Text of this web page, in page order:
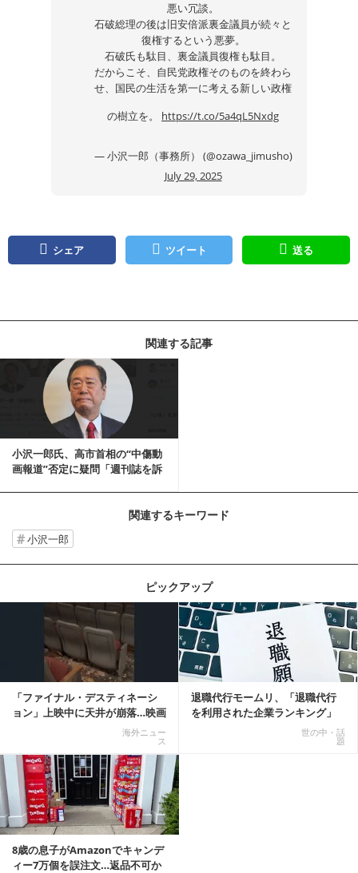
悪い冗談。
石破総理の後は旧安倍派裏金議員が続々と
復権するという悪夢。
石破氏も駄目、裏金議員復権も駄目。
だからこそ、自民党政権そのものを終わら
せ、国民の生活を第一に考える新しい政権
の樹立を。 https://t.co/5a4qL5Nxdg
— 小沢一郎（事務所） (@ozawa_jimusho)
July 29, 2025
シェア ツイート 送る
関連する記事
小沢一郎氏、高市首相の“中傷動
画報道”否定に疑問「週刊誌を訴
関連するキーワード
小沢一郎
ピックアップ
「ファイナル・デスティネーシ
ョン」上映中に天井が崩落…映画
海外ニュー
ス
退職代行モームリ、「退職代行
を利用された企業ランキング」
世の中・話
題
記事を読む
8歳の息子がAmazonでキャンデ
ィー7万個を誤注文…返品不可か